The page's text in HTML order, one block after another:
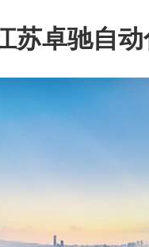
苏卓驰自